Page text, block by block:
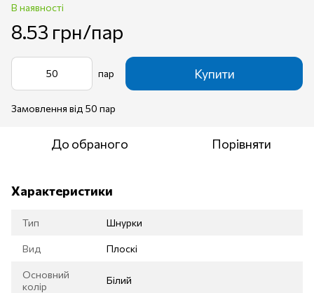
В наявності
8.53 грн/пар
пар Купити
Замовлення від 50 пар
До обраного Порівняти
Характеристики
Тип Шнурки
Вид Плоскі
Основний
колір
Білий